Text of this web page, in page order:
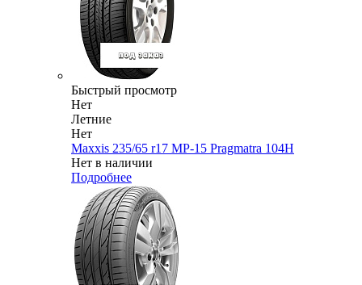
Быстрый просмотр
Нет
Летние
Нет
Maxxis 235/65 r17 MP-15 Pragmatra 104H
Нет в наличии
Подробнее